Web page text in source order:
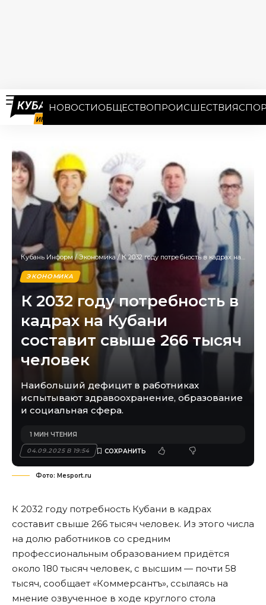
НОВОСТИОБЩЕСТВОПРОИСШЕСТВИЯ
Кубань Информ/Экономика/К 2032 году потребность в кадрах на Кубани составит свыше 266 тысяч человек
ЭКОНОМИКА
К 2032 году потребность в
кадрах на Кубани
составит свыше 266 тысяч
человек
Наибольший дефицит в работниках
испытывают здравоохранение, образование
и социальная сфера.
04.09.2025 В 19:54
1 МИН ЧТЕНИЯ
Фото: Mesport.ru
К 2032 году потребность Кубани в кадрах
составит свыше 266 тысяч человек. Из этого числа
на долю работников со средним
профессиональным образованием придётся
около 180 тысяч человек, с высшим — почти 58
тысяч, сообщает «Коммерсантъ», ссылаясь на
мнение озвученное в ходе круглого стола